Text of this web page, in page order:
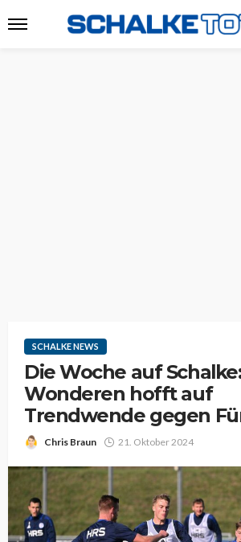
SCHALKE NEWS
Die Woche auf
Wonderen hofft auf
Trendwende gegen
Chris Braun 21. Oktober 2024